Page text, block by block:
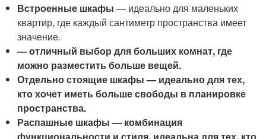
Встроенные шкафы — идеально для маленьких
квартир, где каждый сантиметр пространства имеет
значение.
— отличный выбор для больших комнат, где
можно разместить больше вещей.
Отдельно стоящие шкафы— идеально для тех,
кто хочет иметь больше свободы в планировке
пространства.
Распашные шкафы— комбинация
функциональности и стиля, идеальна для тех, кто